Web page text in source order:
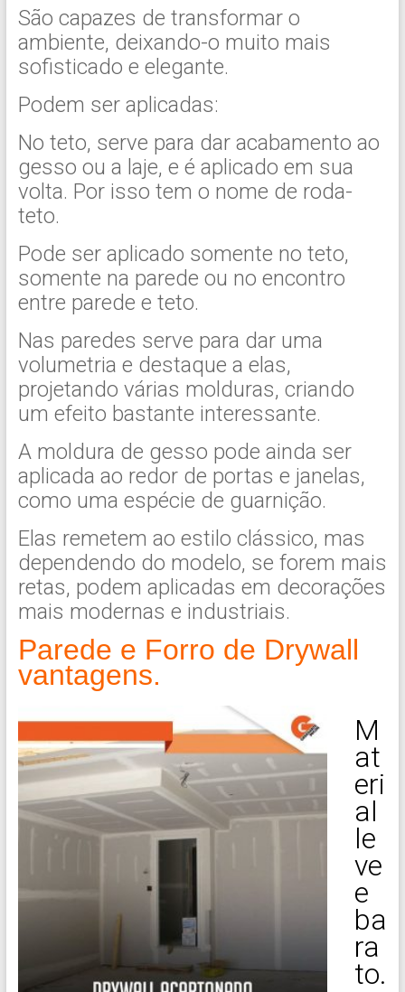
São capazes de transformar o
ambiente, deixando-o muito mais
sofisticado e elegante.
Podem ser aplicadas:
No teto, serve para dar acabamento ao
gesso ou a laje, e é aplicado em sua
volta. Por isso tem o nome de roda-
teto.
Pode ser aplicado somente no teto,
somente na parede ou no encontro
entre parede e teto.
Nas paredes serve para dar uma
volumetria e destaque a elas,
projetando várias molduras, criando
um efeito bastante interessante.
A moldura de gesso pode ainda ser
aplicada ao redor de portas e janelas,
como uma espécie de guarnição.
Elas remetem ao estilo clássico, mas
dependendo do modelo, se forem mais
retas, podem aplicadas em decorações
mais modernas e industriais.
Parede e Forro de Drywall
vantagens.
M
at
eri
al
le
ve
e
ba
ra
to.